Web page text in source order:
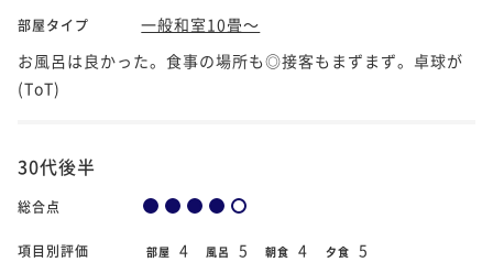
部屋タイプ
一般和室10畳～
お風呂は良かった。食事の場所も◎接客もまずまず。卓球が
(ToT)
30代後半
総合点
項目別評価 部屋 4 風呂 5 朝食 4 夕食 5